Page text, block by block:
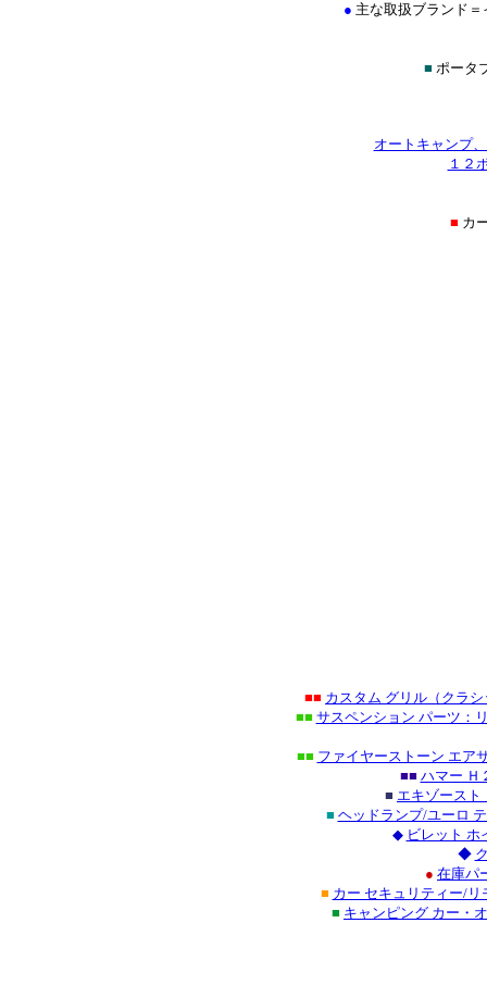
● 主な取扱ブランド＝
■ ポータ
オートキャンプ
１２
■ カ
■■ カスタム グリル（クラ
■■ サスペンション パーツ：
■■ ファイヤーストーン エア
■■ ハマー Ｈ
■ エキゾース
■ ヘッドランプ/ユーロ
◆ ビレット ホ
◆
● 在庫パ
■ カー セキュリティー/
■ キャンピング カー・